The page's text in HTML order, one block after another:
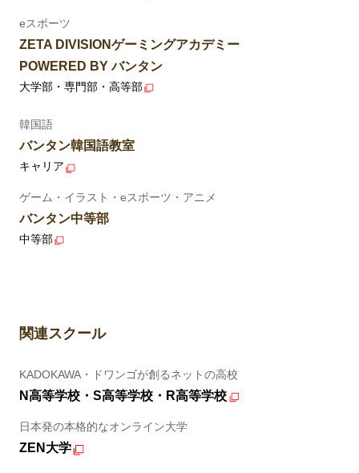
eスポーツ
ZETA DIVISIONゲーミングアカデミー
POWERED BY バンタン
大学部・専門部・高等部
韓国語
バンタン韓国語教室
キャリア
ゲーム・イラスト・eスポーツ・アニメ
バンタン中等部
中等部
関連スクール
KADOKAWA・ドワンゴが創るネットの高校
N高等学校・S高等学校・R高等学校
日本発の本格的なオンライン大学
ZEN大学